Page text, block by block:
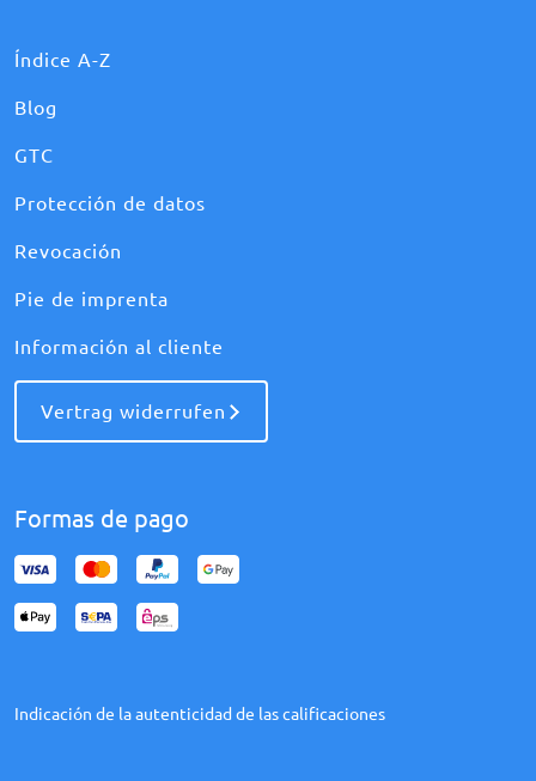
Índice A-Z
Blog
GTC
Protección de datos
Revocación
Pie de imprenta
Información al cliente
Vertrag widerrufen
Formas de pago
Indicación de la autenticidad de las calificaciones